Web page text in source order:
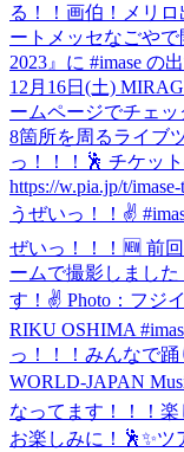
る！！画伯！
メリ
ートメッセなごや
2023』に #imase の
12月16日(土)
ームページでチェッ
8箇所を周るライブ
っ！！！🕺 チケッ
https://w.pia.jp/t/
うぜいっ！！✌️
ぜいっ！！！🆕 前
ームで撮影しまし
す！✌️ Photo：フジ
RIKU OSHIMA
っ！！！みんなで踊
WORLD-JAPAN
なってます！！！
お楽しみに！🕺✨ツ